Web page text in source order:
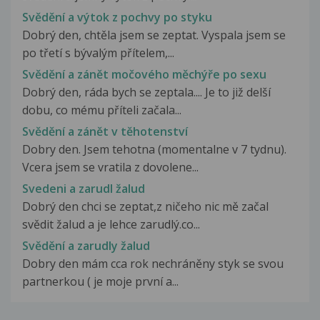
Svědění a výtok z pochvy po styku
Dobrý den, chtěla jsem se zeptat. Vyspala jsem se
po třetí s bývalým přítelem,...
Svědění a zánět močového měchýře po sexu
Dobrý den, ráda bych se zeptala.... Je to již delší
dobu, co mému příteli začala...
Svědění a zánět v těhotenství
Dobry den. Jsem tehotna (momentalne v 7 tydnu).
Vcera jsem se vratila z dovolene...
Svedeni a zarudl žalud
Dobrý den chci se zeptat,z ničeho nic mě začal
svědit žalud a je lehce zarudlý.co...
Svědění a zarudly žalud
Dobry den mám cca rok nechráněny styk se svou
partnerkou ( je moje první a...